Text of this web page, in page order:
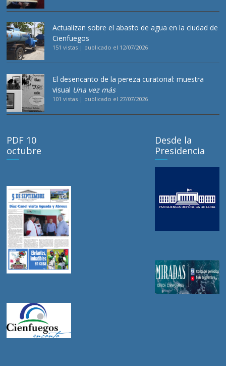
Actualizan sobre el abasto de agua en la ciudad de
Cienfuegos
151 vistas | publicado el 12/07/2026
El desencanto de la pereza curatorial: muestra
visual Una vez más
101 vistas | publicado el 27/07/2026
PDF 10
octubre
Desde la
Presidencia